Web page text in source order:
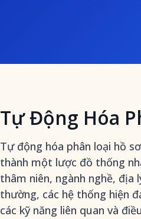
Tự Động Hóa
Tự động hóa phân loại hồ
thành một lược đồ thống
thâm niên, ngành nghề, địa
thường, các hệ thống hiện
các kỹ năng liên quan và